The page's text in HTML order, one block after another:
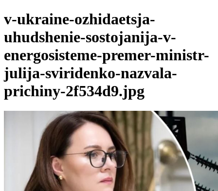
v-ukraine-ozhidaetsja-
uhudshenie-sostojanija-v-
energosisteme-premer-ministr-
julija-sviridenko-nazvala-
prichiny-2f534d9.jpg